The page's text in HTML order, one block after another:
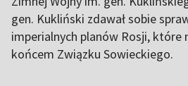
gen. Kukliński zdawał sobie
imperialnych planów Rosji, które
końcem Związku Sowieckiego.